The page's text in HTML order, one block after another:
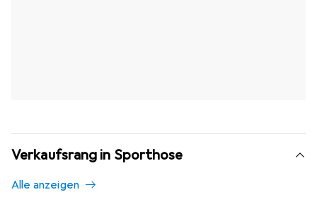
Verkaufsrang in Sporthose
Alle anzeigen